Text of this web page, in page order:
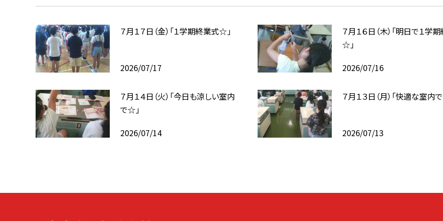
７月１７日（金）「１学期終業式☆」
2026/07/17
７月１６日（木）「明日で１学
☆」
2026/07/16
７月１４日（火）「今日も涼しい室内
で☆」
2026/07/14
７月１３日（月）「快適な室内
2026/07/13